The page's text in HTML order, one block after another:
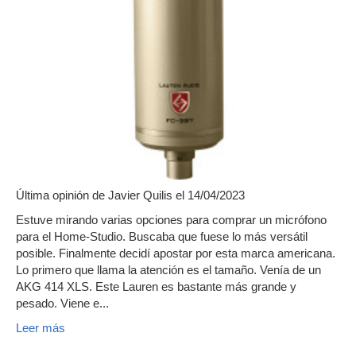
Última opinión de Javier Quilis el 14/04/2023
Estuve mirando varias opciones para comprar un micrófono
para el Home-Studio. Buscaba que fuese lo más versátil
posible. Finalmente decidí apostar por esta marca americana.
Lo primero que llama la atención es el tamaño. Venía de un
AKG 414 XLS. Este Lauren es bastante más grande y
pesado. Viene e...
Leer más